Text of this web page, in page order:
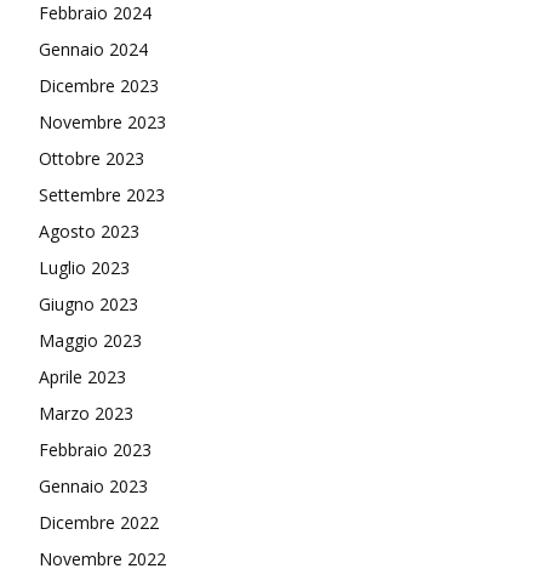
Febbraio 2024
Gennaio 2024
Dicembre 2023
Novembre 2023
Ottobre 2023
Settembre 2023
Agosto 2023
Luglio 2023
Giugno 2023
Maggio 2023
Aprile 2023
Marzo 2023
Febbraio 2023
Gennaio 2023
Dicembre 2022
Novembre 2022